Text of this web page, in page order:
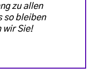
zu allen
so bleiben
wir Sie!